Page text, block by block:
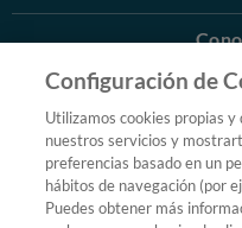
Más
©
Condiciones
Política
Configuración de
Utilizamos cookies propias
nuestros servicios y
preferencias basado en un
hábitos de navegación (por
Puedes obtener más